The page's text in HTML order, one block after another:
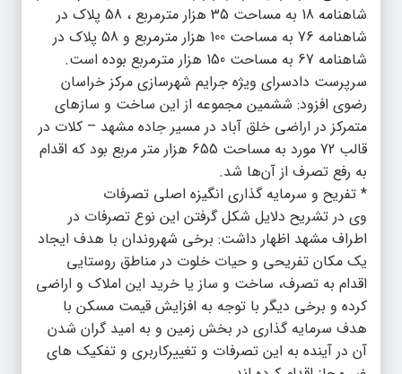
شاهنامه 18 به مساحت 35 هزار مترمربع ، 58 پلاک در
شاهنامه 76 به مساحت 100 هزار مترمربع و 58 پلاک در
شاهنامه 67 به مساحت 150 هزار مترمربع بوده است.
سرپرست دادسرای ویژه جرایم شهرسازی مرکز خراسان
رضوی افزود: ششمین مجموعه از این ساخت و سازهای
متمرکز در اراضی خلق آباد در مسیر جاده مشهد – کلات در
قالب 72 مورد به مساحت 655 هزار متر مربع بود که اقدام
به رفع تصرف از آن‌ها شد.
* تفریح و سرمایه گذاری انگیزه اصلی تصرفات
وی در تشریح دلایل شکل گرفتن این نوع تصرفات در
اطراف مشهد اظهار داشت: برخی شهروندان با هدف ایجاد
یک مکان تفریحی و حیات خلوت در مناطق روستایی
اقدام به تصرف، ساخت و ساز یا خرید این املاک و اراضی
کرده و برخی دیگر با توجه به افزایش قیمت مسکن با
هدف سرمایه گذاری در بخش زمین و به امید گران شدن
آن در آینده به این تصرفات و تغییرکاربری و تفکیک های